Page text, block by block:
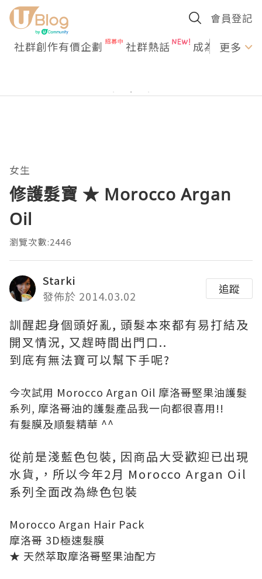
會員登記
社群創作有價企劃 社群熱話 成為U更多
女生
修護髮寶 ★ Morocco Argan
Oil
瀏覽次數:2446
Starki
發佈於 2014.03.02
追蹤
訓醒起身個頭好亂, 頭髮本來都有易打結及
開叉情況, 又趕時間出門口..
到底有無法寶可以幫下手呢?
今次試用 Morocco Argan Oil 摩洛哥堅果油護髮
系列, 摩洛哥油的護髮產品我一向都很喜用!!
有髮膜及順髮精華 ^^
從前是淺藍色包裝, 因商品大受歡迎已出現
水貨,，所以今年2月 Morocco Argan Oil
系列全面改為綠色包裝
Morocco Argan Hair Pack
摩洛哥 3D極速髮膜
★ 天然萃取摩洛哥堅果油配方